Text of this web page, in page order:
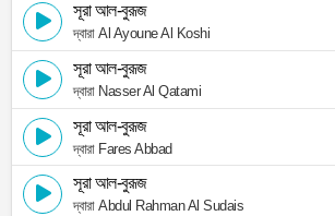
সূরা আল-বুরূজ
দ্বারা Al Ayoune Al Koshi
সূরা আল-বুরূজ
দ্বারা Nasser Al Qatami
সূরা আল-বুরূজ
দ্বারা Fares Abbad
সূরা আল-বুরূজ
দ্বারা Abdul Rahman Al Sudais